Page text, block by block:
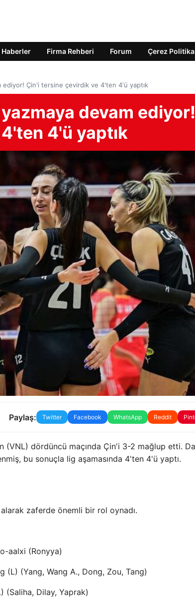
Firma Rehberi Forum Çerez
ediyor! Çin'i tersine çevirdik ve 4'ten 4'ü yaptık
devam ediyor!
4'ü yaptık
Paylaş: Twitter Facebook WhatsApp Reddit
(VNL) dördüncü maçında Çin'i 3-2 mağlup etti.
bu sonuçla lig aşamasında 4'ten 4'ü yaptı.
zaferde önemli bir rol oynadı.
aalxi (Ronyya)
(L) (Yang, Wang A., Dong, Zou, Tang)
(Saliha, Dilay, Yaprak)